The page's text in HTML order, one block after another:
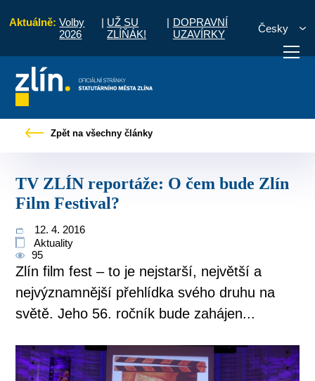
Aktuálně: Volby
2026
| UŽ SU
ZLÍŇÁK!
| DOPRAVNÍ
UZAVÍRKY
Česky
vyřídit Potřebuji zaplatit
Zpět na všechny články
TV ZLÍN reportáže: O čem bude Zlín
Film Festival?
12. 4. 2016
Aktuality
95
Zlín film fest – to je nejstarší, největší a
nejvýznamnější přehlídka svého druhu na
světě. Jeho 56. ročník bude zahájen...